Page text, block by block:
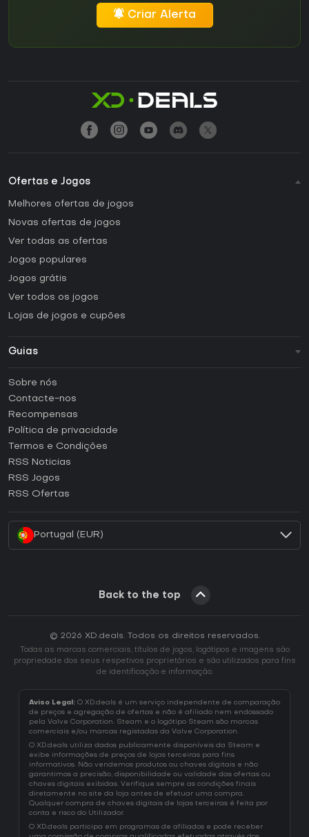
Criar Alerta
Ofertas e Jogos
Melhores ofertas de jogos
Novas ofertas de jogos
Ver todas as ofertas
Jogos populares
Jogos grátis
Ver todos os jogos
Lojas de jogos e cupões
Guias
Como ativar uma CD Key Steam?
Como ativar uma CD Key Epic Games?
Como ativar uma CD Key GOG?
Como ativar uma CD Key Ubisoft Connect?
Como ativar uma CD Key EA App?
Sobre nós
Contacte-nos
Recompensas
Política de privacidade
Termos e Condições
RSS Noticias
RSS Jogos
RSS Ofertas
Portugal (EUR)
Back to the top
© 2026 XD.deals. Todos os direitos reservados.
Todas as marcas comerciais, títulos de jogos, logótipos e imagens são
propriedade dos seus respetivos proprietários e são utilizados para fins
de identificação e informação.
Aviso Legal: O XD.deals é um serviço independente de comparação
de preços e agregação de ofertas e não é afiliado nem endossado
pela Valve Corporation. Steam e o logótipo Steam são marcas
comerciais e/ou marcas registadas da Valve Corporation.
O XD.deals utiliza dados publicamente disponíveis da Steam e
exibe informações de preços de lojas terceiras para fins
informativos. Não vendemos produtos ou chaves digitais e não
garantimos a precisão, disponibilidade ou validade das ofertas ou
chaves digitais exibidas. Verifique sempre as condições finais
diretamente no site da loja antes de efetuar uma compra.
Qualquer compra de chaves digitais de lojas terceiras é feita por
conta e risco do Utilizador.
O XD.deals participa em programas de afiliados e pode receber